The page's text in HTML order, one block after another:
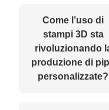
Come l’uso di
stampi 3D sta
rivoluzionando
produzione di
personalizzate?